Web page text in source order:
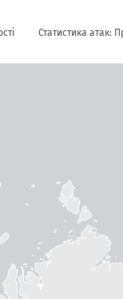
Статистика атак: